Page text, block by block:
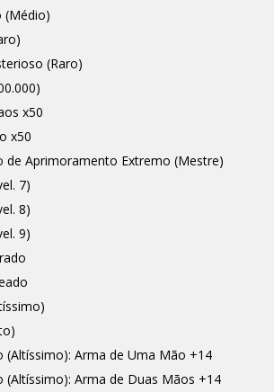
(Médio)
(Raro)
x50
x50
de Aprimoramento Extremo (Mestre)
7)
8)
9)
(Altíssimo): Arma de Uma Mão +14
(Altíssimo): Arma de Duas Mãos +14